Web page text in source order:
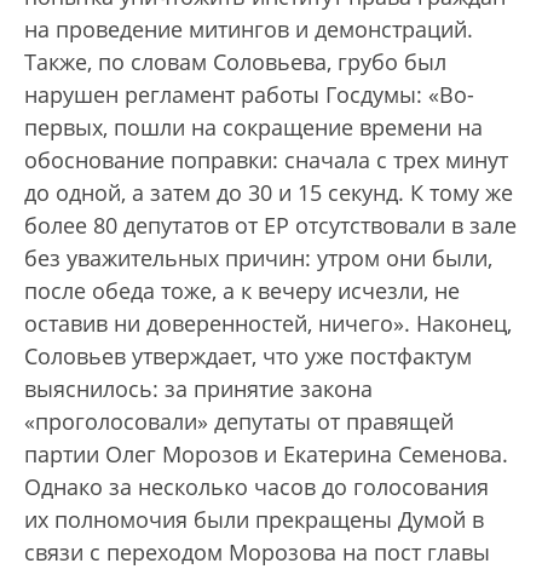
на проведение митингов и демонстраций.
Также, по словам Соловьева, грубо был
нарушен регламент работы Госдумы: «Во-
первых, пошли на сокращение времени на
обоснование поправки: сначала с трех минут
до одной, а затем до 30 и 15 секунд. К тому же
более 80 депутатов от ЕР отсутствовали в зале
без уважительных причин: утром они были,
после обеда тоже, а к вечеру исчезли, не
оставив ни доверенностей, ничего». Наконец,
Соловьев утверждает, что уже постфактум
выяснилось: за принятие закона
«проголосовали» депутаты от правящей
партии Олег Морозов и Екатерина Семенова.
Однако за несколько часов до голосования
их полномочия были прекращены Думой в
связи с переходом Морозова на пост главы